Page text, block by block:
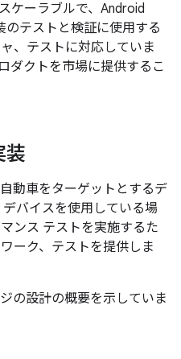
ケーラブルで、Android
テストと検証に使用する
、テストに対応していま
ダクトを市場に提供するこ
装
動車をターゲットとするデ
バイスを使用している場
ンス テストを実施するた
ーク、テストを提供しま
の設計の概要を示していま